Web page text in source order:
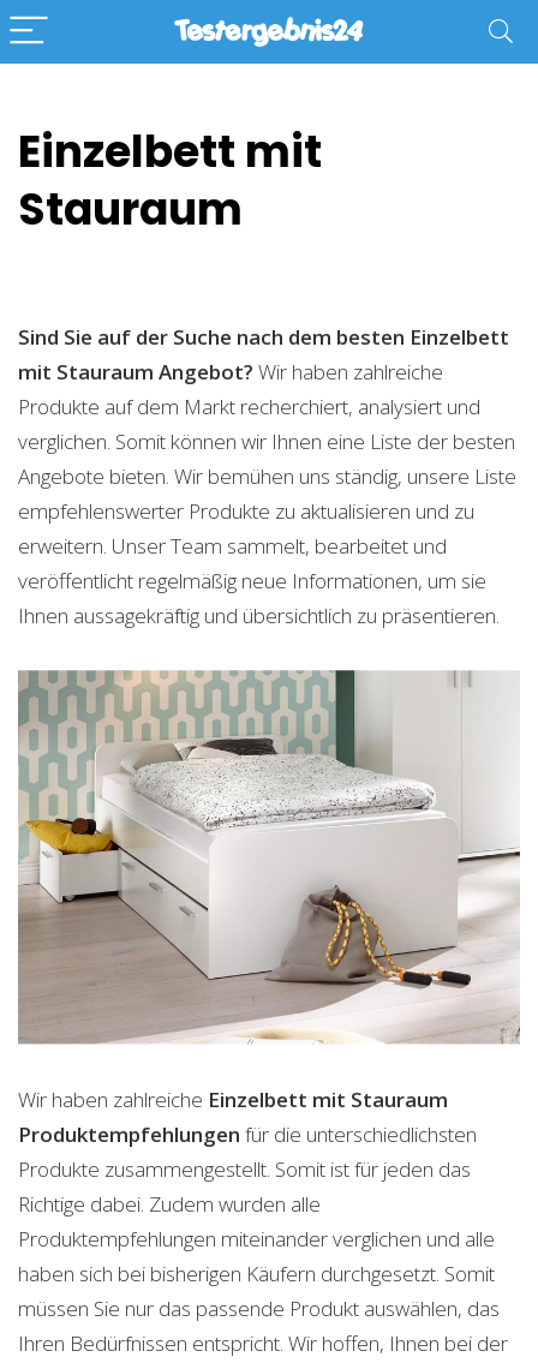
Einzelbett mit
Stauraum
Sind Sie auf der Suche nach dem besten Einzelbett
mit Stauraum Angebot? Wir haben zahlreiche
Produkte auf dem Markt recherchiert, analysiert und
verglichen. Somit können wir Ihnen eine Liste der besten
Angebote bieten. Wir bemühen uns ständig, unsere Liste
empfehlenswerter Produkte zu aktualisieren und zu
erweitern. Unser Team sammelt, bearbeitet und
veröffentlicht regelmäßig neue Informationen, um sie
Ihnen aussagekräftig und übersichtlich zu präsentieren.
Wir haben zahlreiche Einzelbett mit Stauraum
Produktempfehlungen für die unterschiedlichsten
Produkte zusammengestellt. Somit ist für jeden das
Richtige dabei. Zudem wurden alle
Produktempfehlungen miteinander verglichen und alle
haben sich bei bisherigen Käufern durchgesetzt. Somit
müssen Sie nur das passende Produkt auswählen, das
Ihren Bedürfnissen entspricht. Wir hoffen, Ihnen bei der